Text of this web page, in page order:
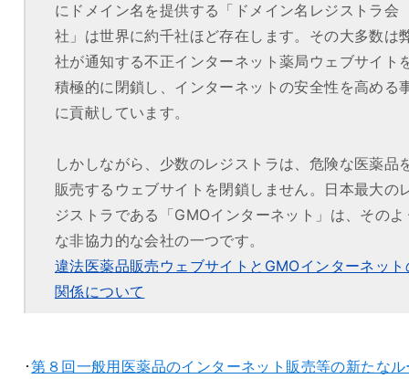
にドメイン名を提供する「ドメイン名レジストラ会
社」は世界に約千社ほど存在します。その大多数は
社が通知する不正インターネット薬局ウェブサイト
積極的に閉鎖し、インターネットの安全性を高める
に貢献しています。
しかしながら、少数のレジストラは、危険な医薬品
販売するウェブサイトを閉鎖しません。日本最大の
ジストラである「GMOインターネット」は、そのよ
な非協力的な会社の一つです。
違法医薬品販売ウェブサイトとGMOインターネット
関係について
･第８回一般用医薬品のインターネット販売等の新たなル